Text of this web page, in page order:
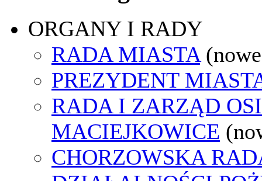
ORGANY I RADY
RADA MIASTA
PREZYDENT
RADA I ZARZĄD
MACIEJKOWICE
CHORZOWSKA